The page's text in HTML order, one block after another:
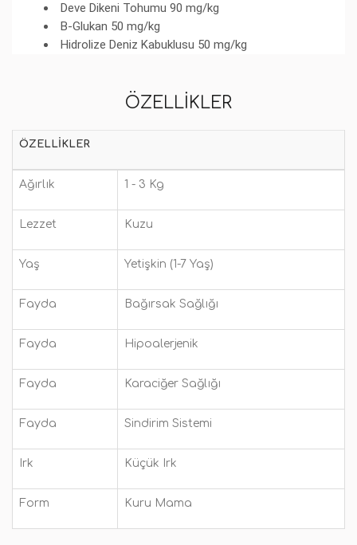
Deve Dikeni Tohumu 90 mg/kg
B-Glukan 50 mg/kg
Hidrolize Deniz Kabuklusu 50 mg/kg
ÖZELLIKLER
ÖZELLIKLER
Ağırlık 1 - 3 Kg
Lezzet Kuzu
Yaş Yetişkin (1-7 Yaş)
Fayda Bağırsak Sağlığı
Fayda Hipoalerjenik
Fayda Karaciğer Sağlığı
Fayda Sindirim Sistemi
Irk Küçük Irk
Form Kuru Mama